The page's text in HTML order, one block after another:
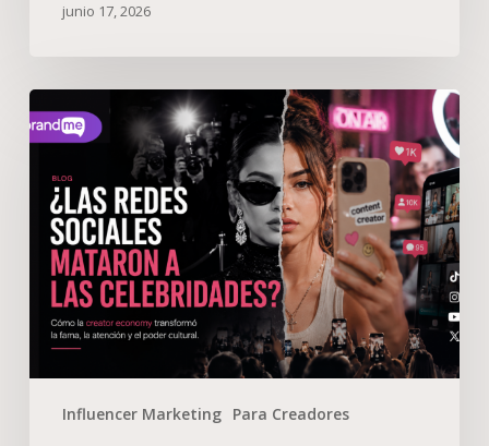
junio 17, 2026
Influencer Marketing Para Creadores